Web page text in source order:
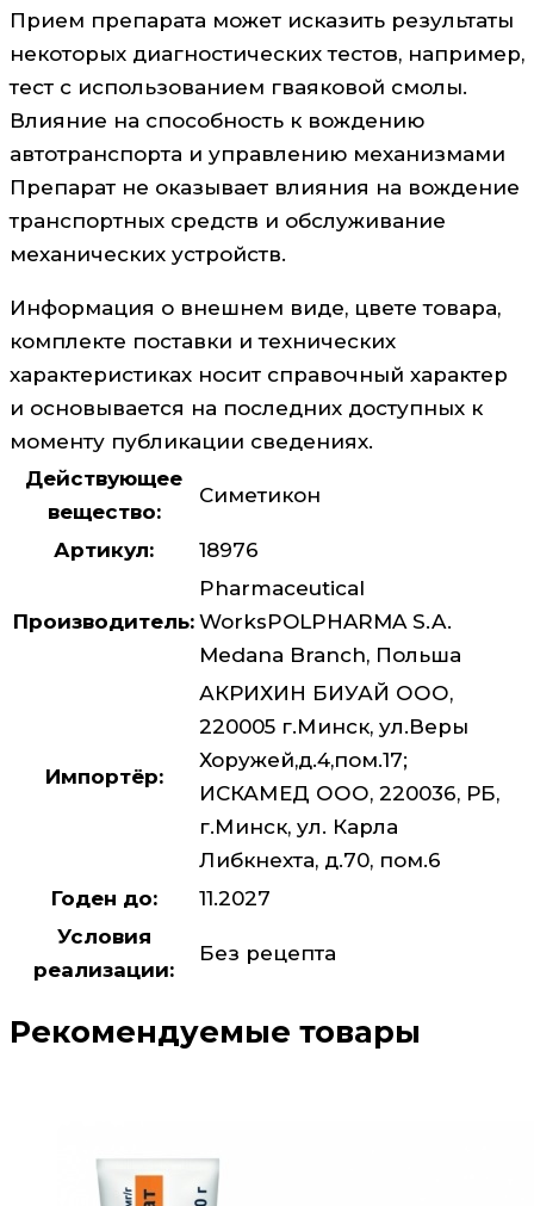
Прием препарата может исказить результаты
некоторых диагностических тестов, например,
тест с использованием гваяковой смолы.
Влияние на способность к вождению
автотранспорта и управлению механизмами
Препарат не оказывает влияния на вождение
транспортных средств и обслуживание
механических устройств.
Информация о внешнем виде, цвете товара,
комплекте поставки и технических
характеристиках носит справочный характер
и основывается на последних доступных к
моменту публикации сведениях.
Действующее
вещество:
Симетикон
Артикул: 18976
Производитель:
Pharmaceutical
WorksPOLPHARMA S.A.
Medana Branch, Польша
Импортёр:
АКРИХИН БИУАЙ ООО,
220005 г.Минск, ул.Веры
Хоружей,д.4,пом.17;
ИСКАМЕД ООО, 220036, РБ,
г.Минск, ул. Карла
Либкнехта, д.70, пом.6
Годен до:
11.2027
Условия
реализации:
Без рецепта
Рекомендуемые товары